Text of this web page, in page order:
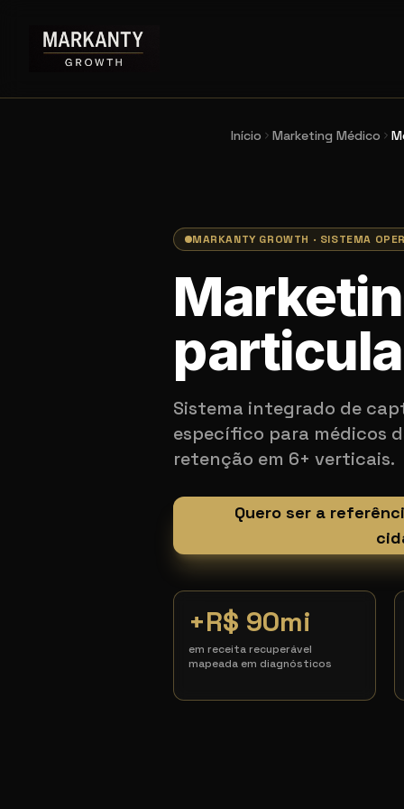
Início Marketing Médico
MARKANTY GROWTH · SISTEMA
Sistema integrado de
específico para médicos
retenção em 6+ verticais.
Quero ser a
+R$ 90mi
em receita recuperável
mapeada em diagnósticos